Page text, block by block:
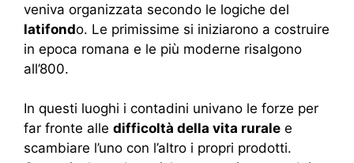
veniva organizzata secondo le logiche del
latifondo. Le primissime si iniziarono a costruire
in epoca romana e le più moderne risalgono
all’800.
In questi luoghi i contadini univano le forze per
far fronte alle difficoltà della vita rurale e
scambiare l’uno con l’altro i propri prodotti.